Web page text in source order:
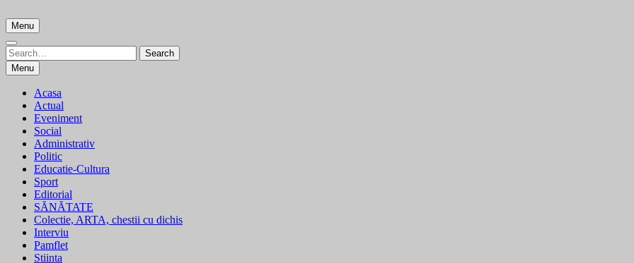
to
content
Menu
Search
for:
Search
Menu
Acasa
Actual
Eveniment
Social
Administrativ
Politic
Educatie-Cultura
Sport
Editorial
SĂNĂTATE
Colectie, ARTA, chestii cu dichis
Interviu
Pamflet
Stiinta